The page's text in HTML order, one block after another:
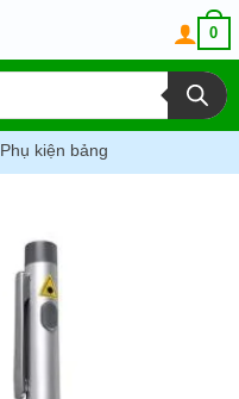
0
Phụ kiện bảng